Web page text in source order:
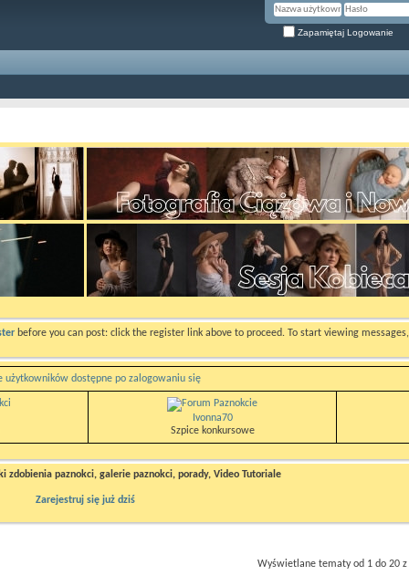
Zapamiętaj Logowanie
before you can post: click the register link above to proceed. To start viewing
użytkowników dostępne po zalogowaniu się
Ivonna70
Szpice konkursowe
zdobienia paznokci, galerie paznokci, porady, Video Tutoriale
Zarejestruj się już dziś
Wyświetlane tematy od 1 do 20 z